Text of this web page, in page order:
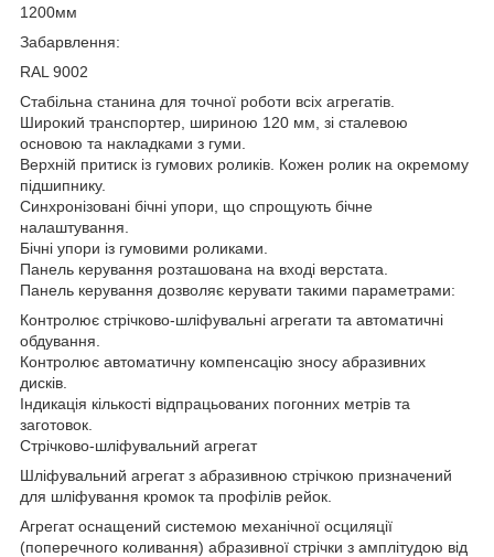
1200мм
Забарвлення:
RAL 9002
Стабільна станина для точної роботи всіх агрегатів.
Широкий транспортер, шириною 120 мм, зі сталевою
основою та накладками з гуми.
Верхній притиск із гумових роликів. Кожен ролик на окремому
підшипнику.
Синхронізовані бічні упори, що спрощують бічне
налаштування.
Бічні упори із гумовими роликами.
Панель керування розташована на вході верстата.
Панель керування дозволяє керувати такими параметрами:
Контролює стрічково-шліфувальні агрегати та автоматичні
обдування.
Контролює автоматичну компенсацію зносу абразивних
дисків.
Індикація кількості відпрацьованих погонних метрів та
заготовок.
Стрічково-шліфувальний агрегат
Шліфувальний агрегат з абразивною стрічкою призначений
для шліфування кромок та профілів рейок.
Агрегат оснащений системою механічної осциляції
(поперечного коливання) абразивної стрічки з амплітудою від